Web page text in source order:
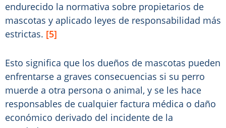
endurecido la normativa sobre propietarios de
mascotas y aplicado leyes de responsabilidad más
estrictas. [5]
Esto significa que los dueños de mascotas pueden
enfrentarse a graves consecuencias si su perro
muerde a otra persona o animal, y se les hace
responsables de cualquier factura médica o daño
económico derivado del incidente de la